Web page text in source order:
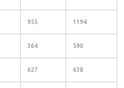
955 1194
364 590
627 638